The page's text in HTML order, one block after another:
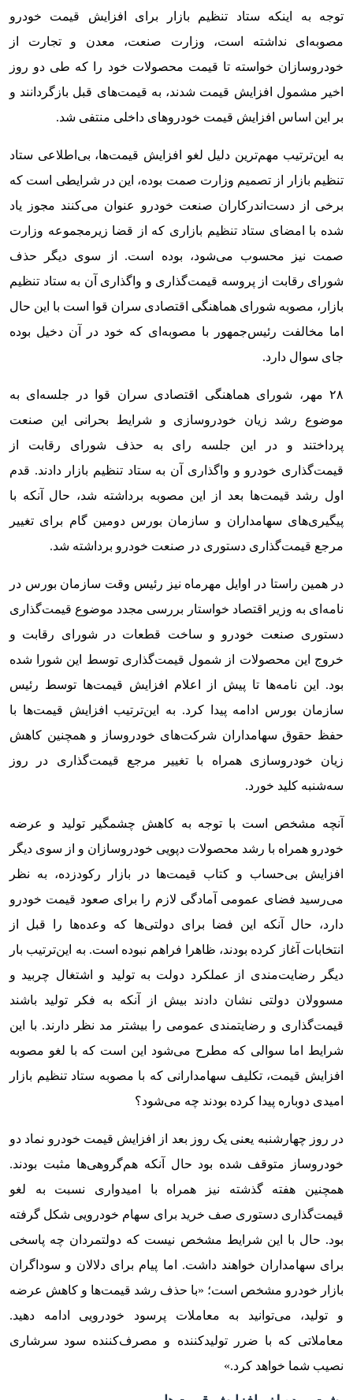
توجه به اینکه ستاد تنظیم بازار برای افزایش قیمت خودرو
مصوبه‌ای نداشته است، وزارت صنعت، معدن و تجارت از
خودروسازان خواسته تا قیمت محصولات خود را که طی دو روز
اخیر مشمول افزایش قیمت شدند، به قیمت‌های قبل بازگردانند و
بر این اساس افزایش قیمت خودروهای داخلی منتفی شد.
به این‌ترتیب مهم‌ترین دلیل لغو افزایش قیمت‌ها، بی‌اطلاعی ستاد
تنظیم بازار از تصمیم وزارت صمت بوده، این در شرایطی است که
برخی از دست‌اندرکاران صنعت خودرو عنوان می‌کنند مجوز یاد
شده با امضای ستاد تنظیم بازاری که از قضا زیرمجموعه وزارت
صمت نیز محسوب می‌شود، بوده است. از سوی دیگر حذف
شورای رقابت از پروسه قیمت‌گذاری و واگذاری آن به ستاد تنظیم
بازار، مصوبه شورای هماهنگی اقتصادی سران قوا است با این حال
اما مخالفت رئیس‌جمهور با مصوبه‌ای که خود در آن دخیل بوده
جای سوال دارد.
۲۸ مهر، شورای هماهنگی اقتصادی سران قوا در جلسه‌ای به
موضوع رشد زیان خودروسازی و شرایط بحرانی این صنعت
پرداختند و در این جلسه رای به حذف شورای رقابت از
قیمت‌گذاری خودرو و واگذاری آن به ستاد تنظیم بازار دادند. قدم
اول رشد قیمت‌ها بعد از این مصوبه برداشته شد، حال آنکه با
پیگیری‌های سهامداران و سازمان بورس دومین گام برای تغییر
مرجع قیمت‌گذاری دستوری در صنعت خودرو برداشته شد.
در همین راستا در اوایل مهرماه نیز رئیس وقت سازمان بورس در
نامه‌ای به وزیر اقتصاد خواستار بررسی مجدد موضوع قیمت‌گذاری
دستوری صنعت خودرو و ساخت قطعات در شورای رقابت و
خروج این محصولات از شمول قیمت‌گذاری توسط این شورا شده
بود. این نامه‌ها تا پیش از اعلام افزایش قیمت‌ها توسط رئیس
سازمان بورس ادامه پیدا کرد. به این‌ترتیب افزایش قیمت‌ها با
حفظ حقوق سهامداران شرکت‌های خودروساز و همچنین کاهش
زیان خودروسازی همراه با تغییر مرجع قیمت‌گذاری در روز
سه‌شنبه کلید خورد.
آنچه مشخص است با توجه به کاهش چشمگیر تولید و عرضه
خودرو همراه با رشد محصولات دپویی خودروسازان و از سوی دیگر
افزایش بی‌حساب و کتاب قیمت‌ها در بازار رکودزده، به نظر
می‌رسید فضای عمومی آمادگی لازم را برای صعود قیمت خودرو
دارد، حال آنکه این فضا برای دولتی‌ها که وعده‌ها را قبل از
انتخابات آغاز کرده بودند، ظاهرا فراهم نبوده است. به این‌ترتیب بار
دیگر رضایت‌مندی از عملکرد دولت به تولید و اشتغال چربید و
مسوولان دولتی نشان دادند بیش از آنکه به فکر تولید باشند
قیمت‌گذاری و رضایتمندی عمومی را بیشتر مد نظر دارند. با این
شرایط اما سوالی که مطرح می‌شود این است که با لغو مصوبه
افزایش قیمت، تکلیف سهامدارانی که با مصوبه ستاد تنظیم بازار
امیدی دوباره پیدا کرده بودند چه می‌شود؟
در روز چهارشنبه یعنی یک روز بعد از افزایش قیمت خودرو نماد دو
خودروساز متوقف شده بود حال آنکه هم‌گروهی‌ها مثبت بودند.
همچنین هفته گذشته نیز همراه با امیدواری نسبت به لغو
قیمت‌گذاری دستوری صف خرید برای سهام خودرویی شکل گرفته
بود. حال با این شرایط مشخص نیست که دولتمردان چه پاسخی
برای سهامداران خواهند داشت. اما پیام برای دلالان و ‌سوداگران
بازار خودرو مشخص است؛ «با حذف رشد قیمت‌ها و کاهش عرضه
و تولید، می‌توانید به معاملات پرسود خودرویی ادامه دهید.
معاملاتی که با ضرر تولید‌کننده و مصرف‌کننده سود سرشاری
نصیب شما خواهد کرد.»